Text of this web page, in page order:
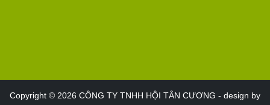
Copyright © 2026 CÔNG TY TNHH HỘI TÂN CƯƠNG - design by